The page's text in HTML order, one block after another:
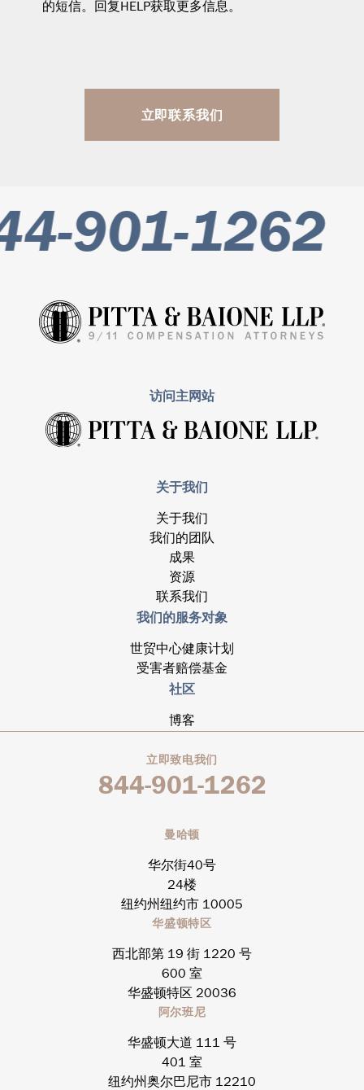
的短信。回复HELP获取更多信息。
立即联系我们
901-1262
访问主网站
关于我们
关于我们
我们的团队
成果
资源
联系我们
我们的服务对象
世贸中心健康计划
受害者赔偿基金
社区
博客
立即致电我们
844-901-1262
曼哈顿
华尔街40号
24楼
纽约州纽约市 10005
华盛顿特区
西北部第 19 街 1220 号
600 室
华盛顿特区 20036
阿尔班尼
华盛顿大道 111 号
401 室
纽约州奥尔巴尼市 12210